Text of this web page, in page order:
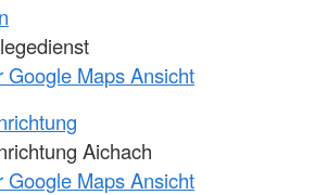
Google Maps Ansicht
Aichach
Google Maps Ansicht